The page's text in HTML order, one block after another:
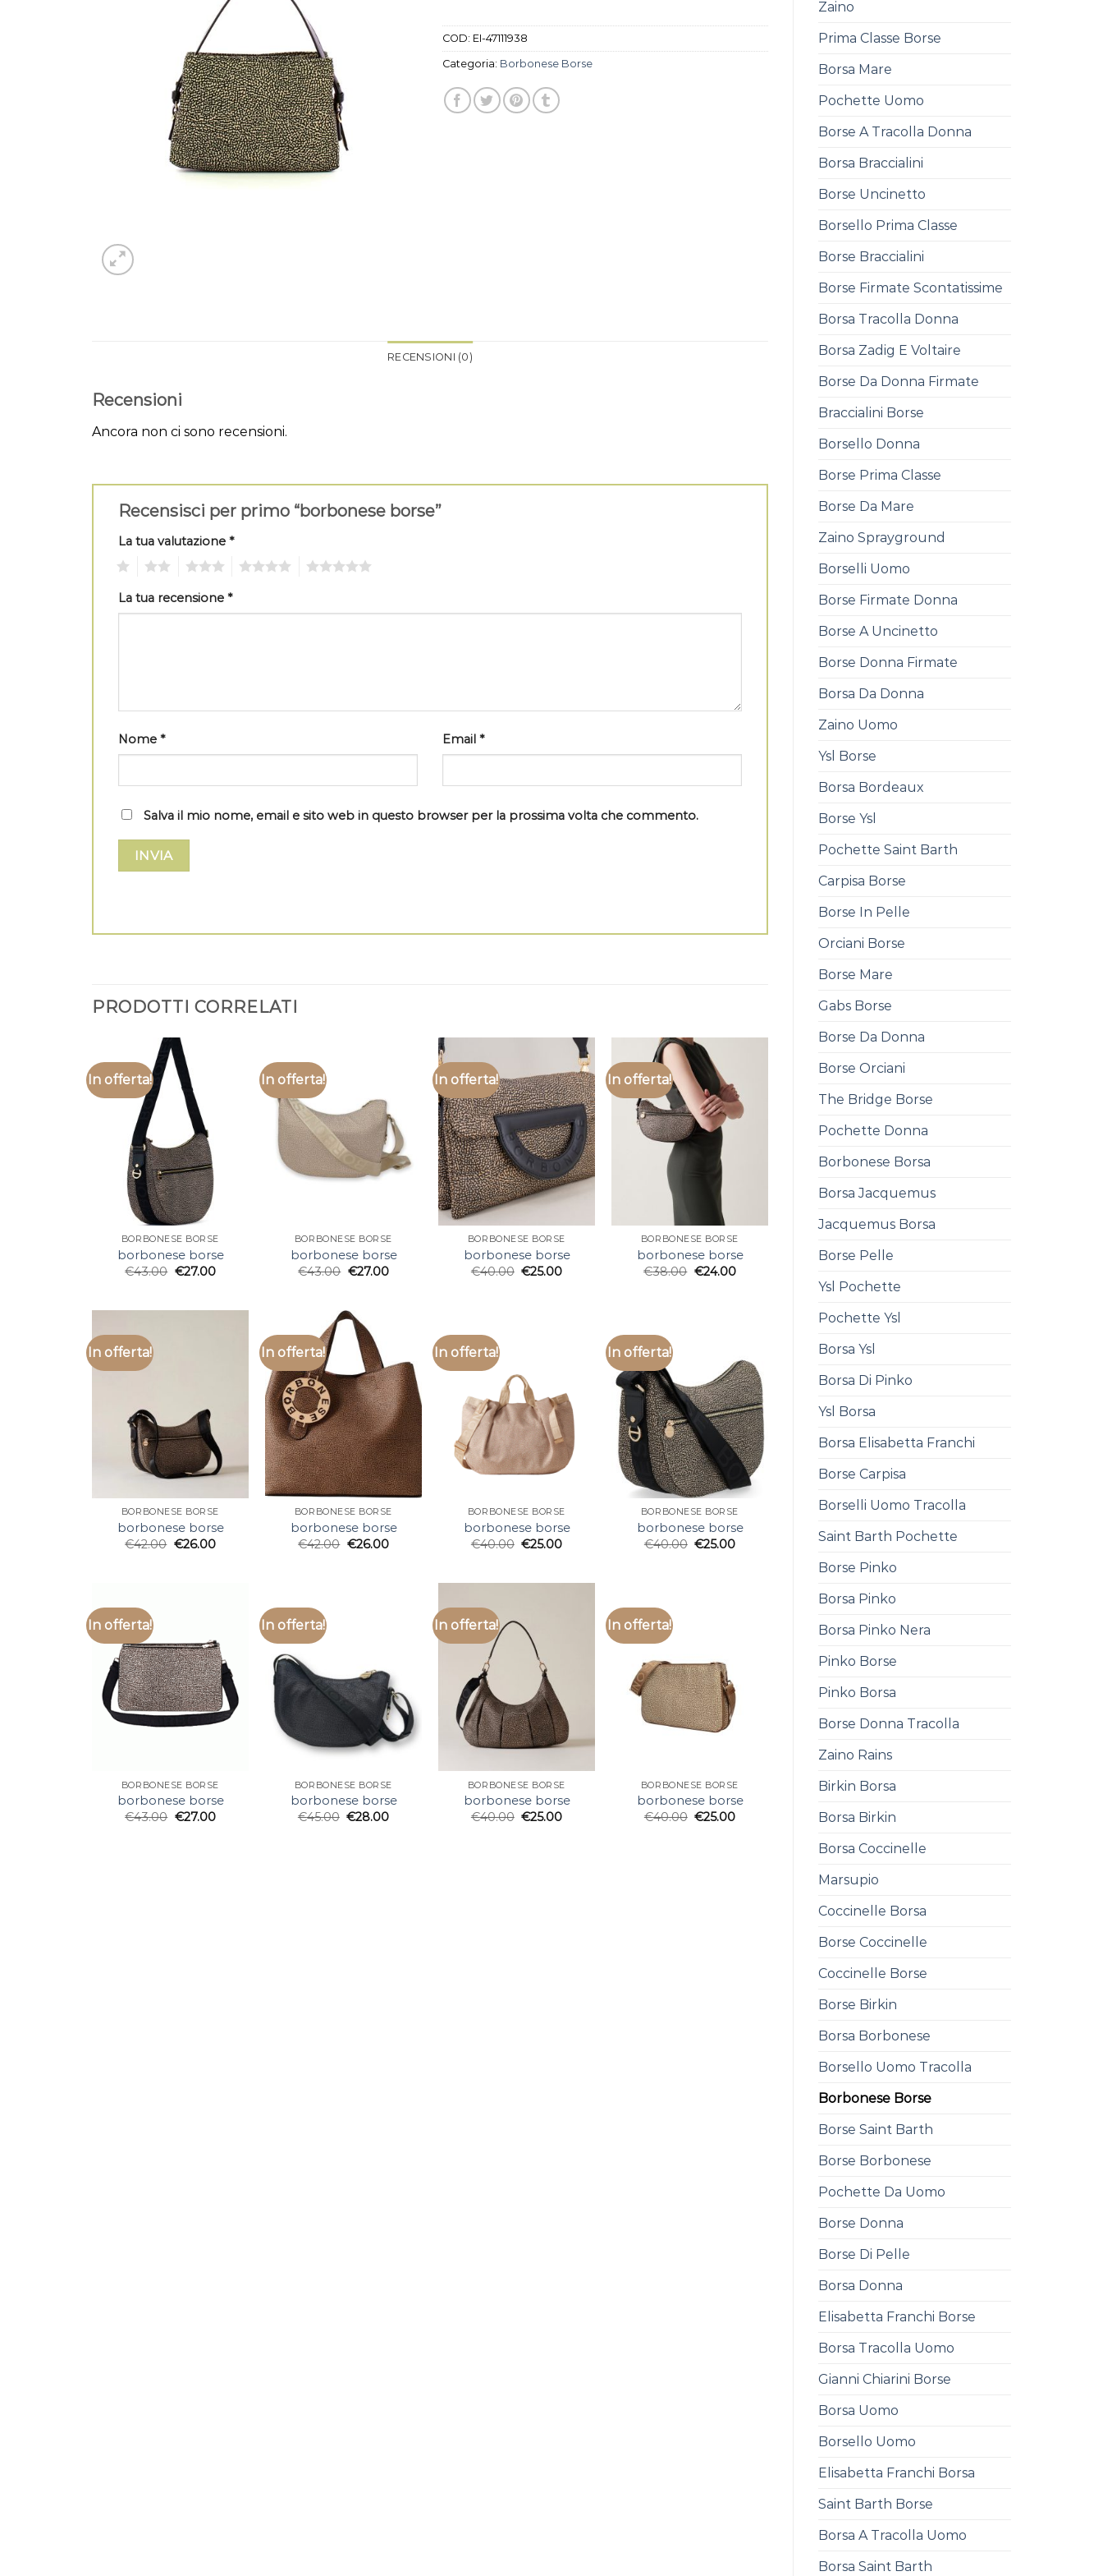
Zaino
Prima Classe Borse
Borsa Mare
Pochette Uomo
Borse A Tracolla Donna
Borsa Braccialini
Borse Uncinetto
Borsello Prima Classe
Borse Braccialini
Borse Firmate Scontatissime
Borsa Tracolla Donna
Borsa Zadig E Voltaire
Borse Da Donna Firmate
Braccialini Borse
Borsello Donna
Borse Prima Classe
Borse Da Mare
Zaino Sprayground
Borselli Uomo
Borse Firmate Donna
Borse A Uncinetto
Borse Donna Firmate
Borsa Da Donna
Zaino Uomo
Ysl Borse
Borsa Bordeaux
Borse Ysl
Pochette Saint Barth
Carpisa Borse
Borse In Pelle
Orciani Borse
Borse Mare
Gabs Borse
Borse Da Donna
Borse Orciani
The Bridge Borse
Pochette Donna
Borbonese Borsa
Borsa Jacquemus
Jacquemus Borsa
Borse Pelle
Ysl Pochette
Pochette Ysl
Borsa Ysl
Borsa Di Pinko
Ysl Borsa
Borsa Elisabetta Franchi
Borse Carpisa
Borselli Uomo Tracolla
Saint Barth Pochette
Borse Pinko
Borsa Pinko
Borsa Pinko Nera
Pinko Borse
Pinko Borsa
Borse Donna Tracolla
Zaino Rains
Birkin Borsa
Borsa Birkin
Borsa Coccinelle
Marsupio
Coccinelle Borsa
Borse Coccinelle
Coccinelle Borse
Borse Birkin
Borsa Borbonese
Borsello Uomo Tracolla
Borbonese Borse
Borse Saint Barth
Borse Borbonese
Pochette Da Uomo
Borse Donna
Borse Di Pelle
Borsa Donna
Elisabetta Franchi Borse
Borsa Tracolla Uomo
Gianni Chiarini Borse
Borsa Uomo
Borsello Uomo
Elisabetta Franchi Borsa
Saint Barth Borse
Borsa A Tracolla Uomo
Borsa Saint Barth
COD: EI-47111938
Categoria: Borbonese Borse
RECENSIONI (0)
Recensioni
Ancora non ci sono recensioni.
Recensisci per primo “borbonese borse”
La tua valutazione *
La tua recensione *
Nome * Email *
Salva il mio nome, email e sito web in questo browser per la prossima volta che commento.
PRODOTTI CORRELATI
In offerta!
BORBONESE BORSE
borbonese borse
€43.00 €27.00
In offerta!
BORBONESE BORSE
borbonese borse
€43.00 €27.00
In offerta!
BORBONESE BORSE
borbonese borse
€40.00 €25.00
In offerta!
BORBONESE BORSE
borbonese borse
€38.00 €24.00
In offerta!
BORBONESE BORSE
borbonese borse
€42.00 €26.00
In offerta!
BORBONESE BORSE
borbonese borse
€42.00 €26.00
In offerta!
BORBONESE BORSE
borbonese borse
€40.00 €25.00
In offerta!
BORBONESE BORSE
borbonese borse
€40.00 €25.00
In offerta!
BORBONESE BORSE
borbonese borse
€43.00 €27.00
In offerta!
BORBONESE BORSE
borbonese borse
€45.00 €28.00
In offerta!
BORBONESE BORSE
borbonese borse
€40.00 €25.00
In offerta!
BORBONESE BORSE
borbonese borse
€40.00 €25.00